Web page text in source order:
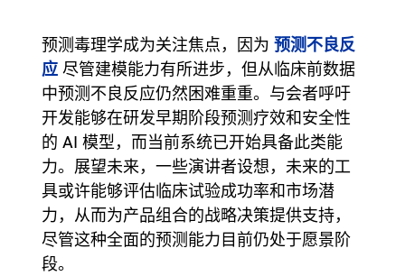
预测毒理学成为关注焦点，因为 预测不良反
应 尽管建模能力有所进步，但从临床前数据
中预测不良反应仍然困难重重。与会者呼吁
开发能够在研发早期阶段预测疗效和安全性
的 AI 模型，而当前系统已开始具备此类能
力。展望未来，一些演讲者设想，未来的工
具或许能够评估临床试验成功率和市场潜
力，从而为产品组合的战略决策提供支持，
尽管这种全面的预测能力目前仍处于愿景阶
段。